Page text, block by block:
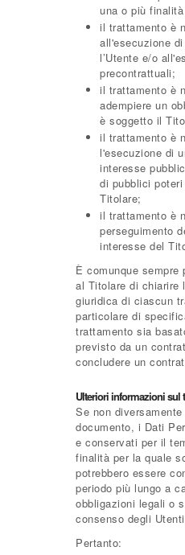
una o più
il trattamento è
all'esecuzione
l’Utente e/o
precontrattuali;
il trattamento è
adempiere un
è soggetto il
il trattamento è
l'esecuzione di
interesse
di pubblici
Titolare;
il trattamento è
perseguimento
interesse del
È comunque
al Titolare di chiarire
giuridica di ciascun
particolare di
trattamento sia
previsto da un
concludere un
Ulteriori informazioni sul
Se non
documento, i Dati
e conservati per il
finalità per la quale
potrebbero essere
periodo più lungo a
obbligazioni legali o
consenso degli
Pertanto: